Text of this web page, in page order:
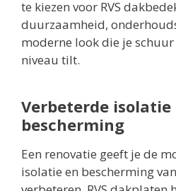
te kiezen voor RVS
duurzaamheid,
moderne look die je
niveau tilt.
Verbeterde isolatie
bescherming
Een renovatie geeft je de
isolatie en bescherming